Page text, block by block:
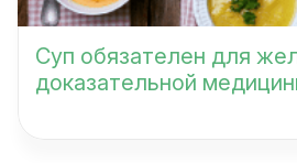
Суп обязателен для
доказательной